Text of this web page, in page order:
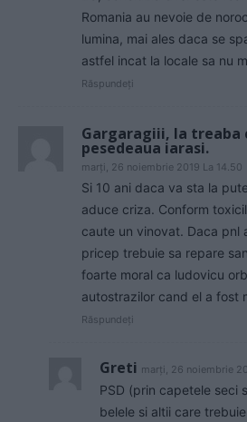
Romania au nevoie de
lumina, mai ales daca se
astfel incat la locale sa nu
Răspundeți
Gargaragiii, la treaba
pesedeaua iarasi.
marți, 26 noiembrie 2019 La 14.50
Si 10 ani daca va sta la
aduce criza. Conform
caute un vinovat. Daca pnl
pricep trebuie sa repare
foarte moral ca ludovicu
autostrazilor cand el a fost
Răspundeți
Greti marți, 26 noiembrie
PSD (prin capetele seci
belele si altii care